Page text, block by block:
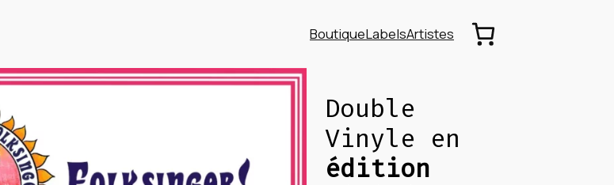
BoutiqueLabelsArtistes
Double
Vinyle en
édition